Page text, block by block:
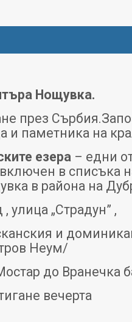
Нощувка.
през
и паметника на
езера – едни
в списъка
в района на
улица „Страдун” ,
и
Неум/
до Вранечка
вечерта